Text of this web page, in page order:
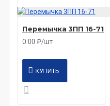
Перемычка 3ПП 16-71
0.00 ₽/шт
КУПИТЬ